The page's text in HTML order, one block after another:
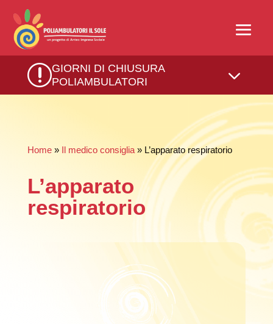
rGIORNI DI CHIUSURA
POLIAMBULATORI
3
Home» Il medico consiglia» L’apparato respiratorio
L’apparato
respiratorio